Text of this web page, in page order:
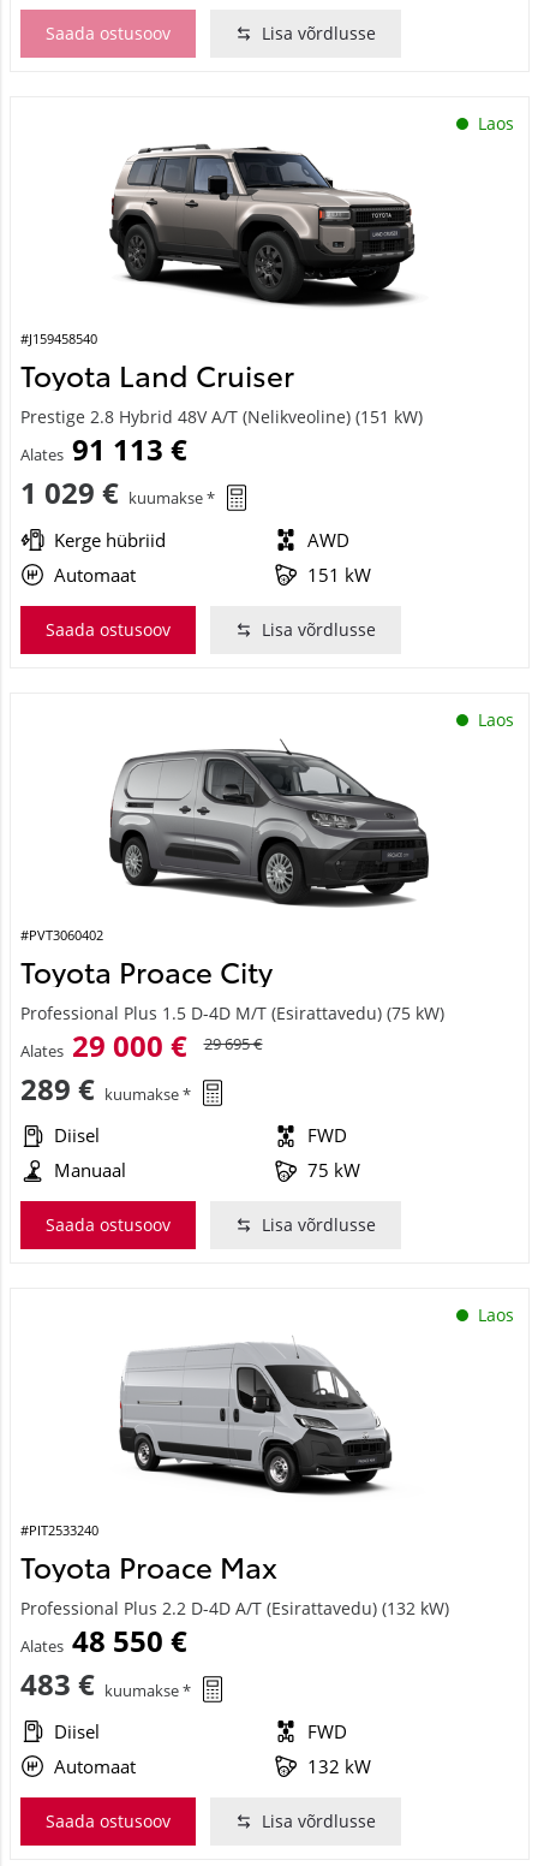
Saada ostusoov Lisa võrdlusse
Laos
#J159458540
Toyota Land Cruiser
Prestige 2.8 Hybrid 48V A/T (Nelikveoline) (151 kW)
Alates 91 113 €
1 029 € kuumakse *
Kerge hübriid
AWD
Automaat
151 kW
Saada ostusoov Lisa võrdlusse
Laos
#PVT3060402
Toyota Proace City
Professional Plus 1.5 D-4D M/T (Esirattavedu) (75 kW)
Alates 29 000 € 29 695 €
289 € kuumakse *
Diisel
FWD
Manuaal
75 kW
Saada ostusoov Lisa võrdlusse
Laos
#PIT2533240
Toyota Proace Max
Professional Plus 2.2 D-4D A/T (Esirattavedu) (132 kW)
Alates 48 550 €
483 € kuumakse *
Diisel
FWD
Automaat
132 kW
Saada ostusoov Lisa võrdlusse